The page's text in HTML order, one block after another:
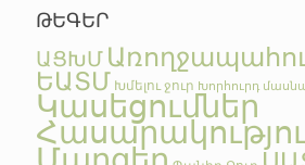
ԹԵԳԵՐ
ԱՑԽՄ
ԵԱՏՄ Խմելու ջուր Խորհուրդ
Կասեցումներ